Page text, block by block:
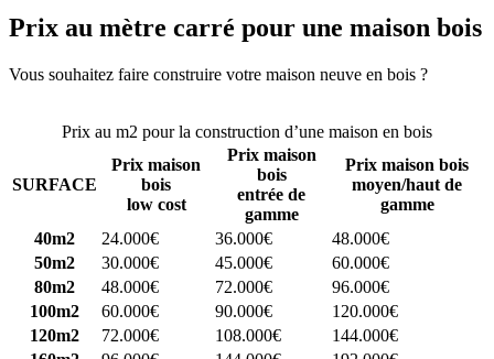
Prix au mètre carré pour une maison bois
Vous souhaitez faire construire votre maison neuve en bois ?
Prix au m2 pour la construction d’une maison en bois
SURFACE
Prix maison
bois
low cost
Prix maison
bois
entrée de
gamme
Prix maison bois
moyen/haut de
gamme
40m2
24.000€ 36.000€
48.000€
50m2
30.000€ 45.000€
60.000€
80m2
48.000€ 72.000€
96.000€
100m2
60.000€ 90.000€
120.000€
120m2
72.000€ 108.000€
144.000€